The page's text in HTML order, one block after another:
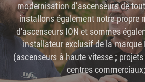
modernisation d’ascenseurs de
installons également notre propre
d'ascenseurs ION et sommes
installateur exclusif de la marque
(ascenseurs à haute vitesse ;
centres